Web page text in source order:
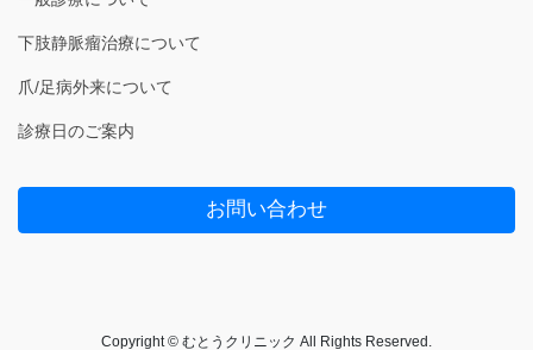
下肢静脈瘤治療について
爪/足病外来について
診療日のご案内
お問い合わせ
Copyright © むとうクリニック All Rights Reserved.